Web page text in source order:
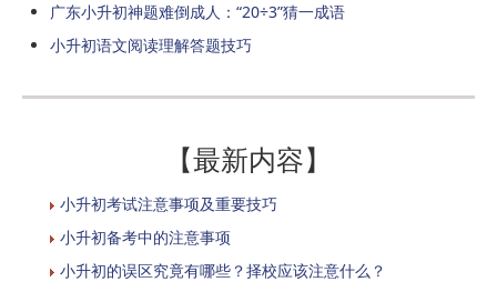
广东小升初神题难倒成人：“20÷3”猜一成语
小升初语文阅读理解答题技巧
【最新内容】
小升初考试注意事项及重要技巧
小升初备考中的注意事项
小升初的误区究竟有哪些？择校应该注意什么？